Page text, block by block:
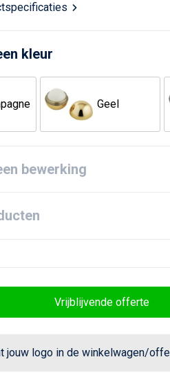
kleur
Geel
bewerking
Vrijblijvende offerte
jouw logo in de winkelwagen/